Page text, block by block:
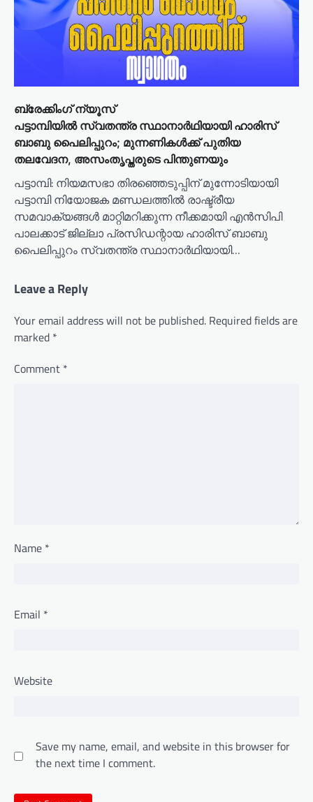
ബ്രേക്കിംഗ് ന്യൂസ്
പട്ടാമ്പിയിൽ സ്വതന്ത്ര സ്ഥാനാർഥിയായി ഹാരിസ്
ബാബു പൈലിപ്പുറം; മുന്നണികൾക്ക് പുതിയ
തലവേദന, അസംതൃപ്തരുടെ പിന്തുണയും
പട്ടാമ്പി: നിയമസഭാ തിരഞ്ഞെടുപ്പിന് മുന്നോടിയായി
പട്ടാമ്പി നിയോജക മണ്ഡലത്തിൽ രാഷ്ട്രീയ
സമവാക്യങ്ങൾ മാറ്റിമറിക്കുന്ന നീക്കമായി എൻസിപി
പാലക്കാട് ജില്ലാ പ്രസിഡന്റായ ഹാരിസ് ബാബു
പൈലിപ്പുറം സ്വതന്ത്ര സ്ഥാനാർഥിയായി…
Leave a Reply
Your email address will not be published. Required fields are
marked *
Comment *
Name *
Email *
Website
Save my name, email, and website in this browser for
the next time I comment.